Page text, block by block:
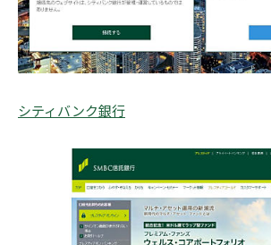
シティバンク銀行